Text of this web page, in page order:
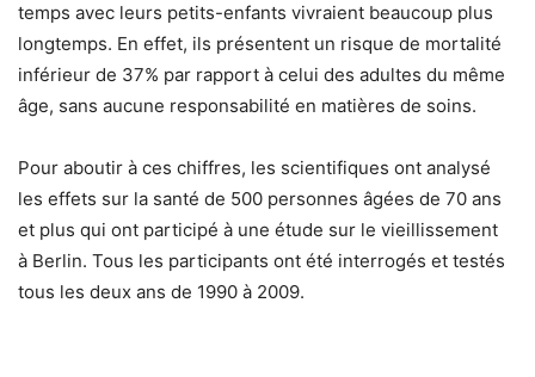
temps avec leurs petits-enfants vivraient beaucoup plus
longtemps. En effet, ils présentent un risque de mortalité
inférieur de 37% par rapport à celui des adultes du même
âge, sans aucune responsabilité en matières de soins.
Pour aboutir à ces chiffres, les scientifiques ont analysé
les effets sur la santé de 500 personnes âgées de 70 ans
et plus qui ont participé à une étude sur le vieillissement
à Berlin. Tous les participants ont été interrogés et testés
tous les deux ans de 1990 à 2009.